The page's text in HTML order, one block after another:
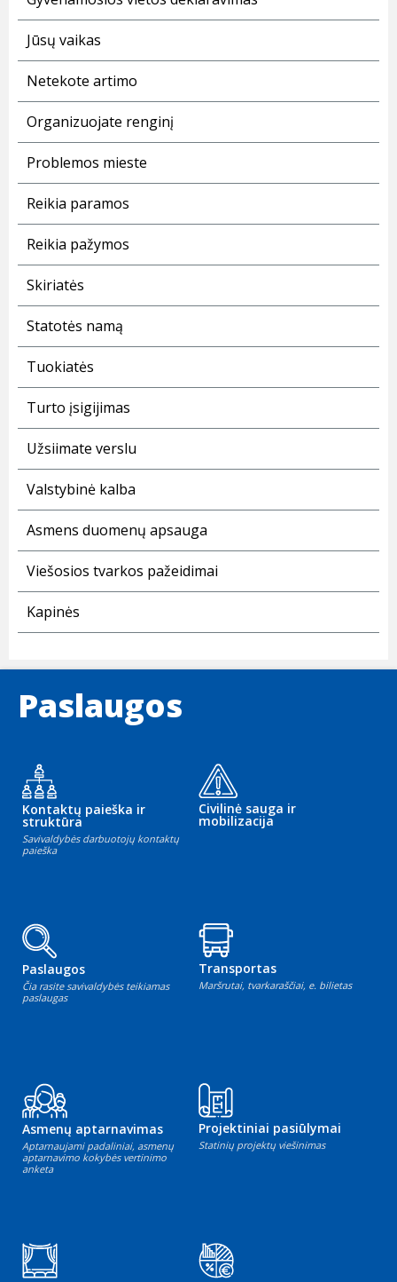
Jūsų vaikas
Netekote artimo
Organizuojate renginį
Problemos mieste
Reikia paramos
Reikia pažymos
Skiriatės
Statotės namą
Tuokiatės
Turto įsigijimas
Užsiimate verslu
Valstybinė kalba
Asmens duomenų apsauga
Viešosios tvarkos pažeidimai
Kapinės
Paslaugos
Kontaktų paieška ir
struktūra
Savivaldybės darbuotojų kontaktų
paieška
Civilinė sauga ir
mobilizacija
Paslaugos
Čia rasite savivaldybės teikiamas
paslaugas
Transportas
Maršrutai, tvarkaraščiai, e. bilietas
Asmenų aptarnavimas
Aptarnaujami padaliniai, asmenų
aptarnavimo kokybės vertinimo
anketa
Projektiniai pasiūlymai
Statinių projektų viešinimas